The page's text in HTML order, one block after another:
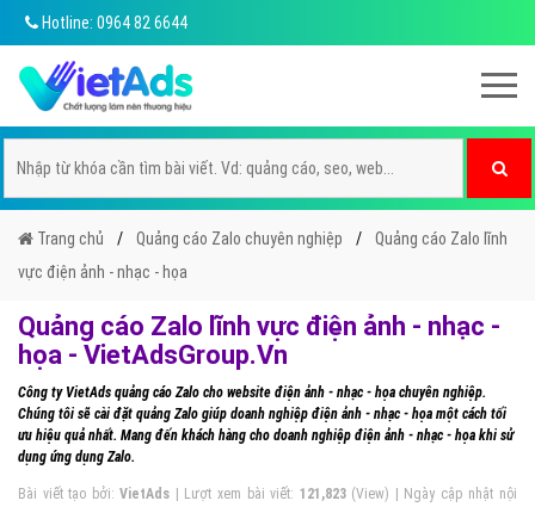
Hotline: 0964 82 6644
Trang chủ Quảng cáo Zalo chuyên nghiệp
Quảng cáo Zalo lĩnh
vực điện ảnh - nhạc - họa
Quảng cáo Zalo lĩnh vực điện ảnh - nhạc -
họa - VietAdsGroup.Vn
Công ty VietAds quảng cáo Zalo cho website điện ảnh - nhạc - họa chuyên nghiệp.
Chúng tôi sẽ cài đặt quảng Zalo giúp doanh nghiệp điện ảnh - nhạc - họa một cách tối
ưu hiệu quả nhất. Mang đến khách hàng cho doanh nghiệp điện ảnh - nhạc - họa khi sử
dụng ứng dụng Zalo.
Bài viết tạo bởi:VietAds | Lượt xem bài viết: 121,823(View) | Ngày cập nhật nội